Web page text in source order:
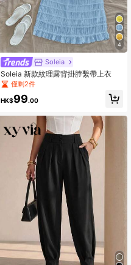
4
Soleia
Soleia 新款紋理露背掛脖繫帶上衣
僅剩2件
HK$99.00